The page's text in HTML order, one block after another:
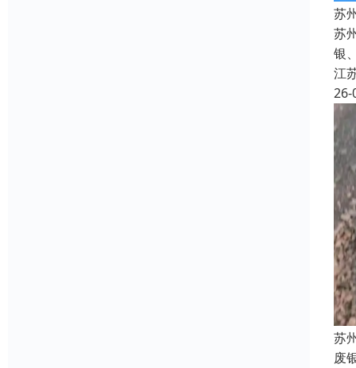
苏
苏
银
江
26-
苏
废